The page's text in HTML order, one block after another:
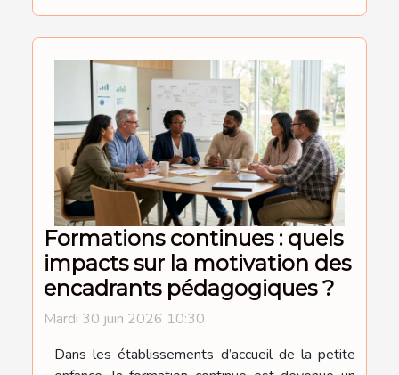
Formations continues : quels
impacts sur la motivation des
encadrants pédagogiques ?
Mardi 30 juin 2026 10:30
Dans les établissements d’accueil de la petite